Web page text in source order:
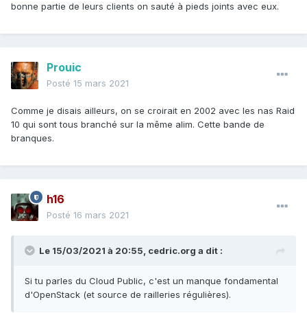
bonne partie de leurs clients on sauté à pieds joints avec eux.
Prouic
Posté 15 mars 2021
Comme je disais ailleurs, on se croirait en 2002 avec les nas Raid
10 qui sont tous branché sur la même alim. Cette bande de
branques.
h16
Posté 16 mars 2021
Le 15/03/2021 à 20:55, cedric.org a dit :
Si tu parles du Cloud Public, c'est un manque fondamental
d'OpenStack (et source de railleries régulières).